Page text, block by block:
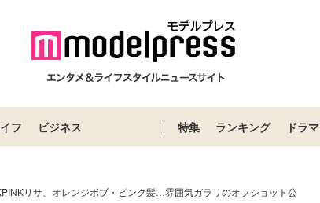
フ ビジネス 特集 ランキング ドラマ
リサ、オレンジボブ・ピンク髪…雰囲気ガラリのオフショット公